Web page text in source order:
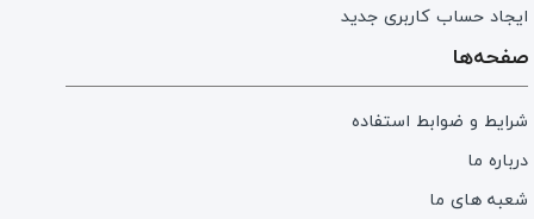
ایجاد حساب کاربری جدید
صفحه‌ها
شرایط و ضوابط استفاده
درباره‌ ما
شعبه های ما